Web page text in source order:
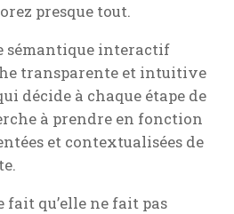
presque tout.
sémantique interactif
transparente et intuitive
décide à chaque étape de
à prendre en fonction
et contextualisées de
fait qu’elle ne fait pas